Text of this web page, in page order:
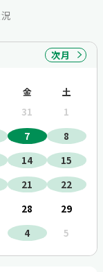
次月
金
土
31
1
7
8
14
15
21
22
28
29
4 5